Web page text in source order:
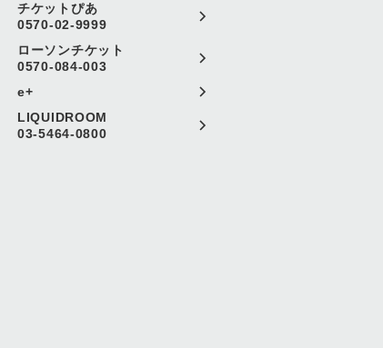
チケットぴあ
0570-02-9999
ローソンチケット
0570-084-003
e+
LIQUIDROOM
03-5464-0800